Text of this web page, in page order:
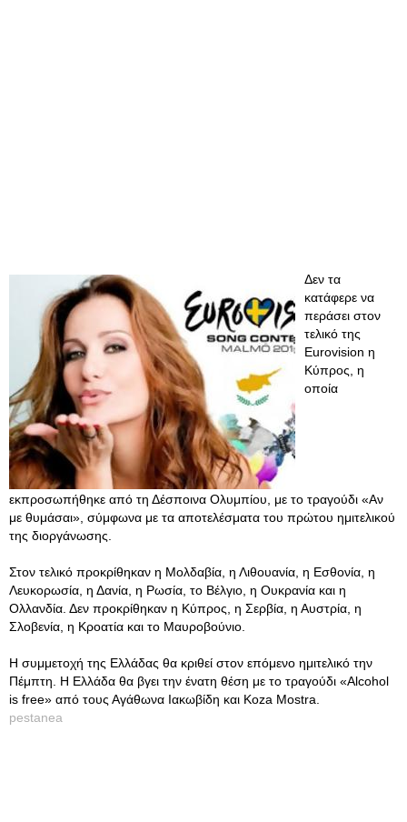
Δεν τα
κατάφερε να
περάσει στον
τελικό της
Eurovision η
Κύπρος, η
οποία
εκπροσωπήθηκε από τη Δέσποινα Ολυμπίου, με το τραγούδι «Αν
με θυμάσαι», σύμφωνα με τα αποτελέσματα του πρώτου ημιτελικού
της διοργάνωσης.
Στον τελικό προκρίθηκαν η Μολδαβία, η Λιθουανία, η Εσθονία, η
Λευκορωσία, η Δανία, η Ρωσία, το Βέλγιο, η Ουκρανία και η
Ολλανδία. Δεν προκρίθηκαν η Κύπρος, η Σερβία, η Αυστρία, η
Σλοβενία, η Κροατία και το Μαυροβούνιο.
Η συμμετοχή της Ελλάδας θα κριθεί στον επόμενο ημιτελικό την
Πέμπτη. Η Ελλάδα θα βγει την ένατη θέση με το τραγούδι «Alcohol
is free» από τους Αγάθωνα Ιακωβίδη και Κoza Mostra.
pestanea